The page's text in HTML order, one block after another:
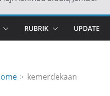
في التعليم بإندونيسيا
RUBRIK UPDATE
kemerdekaan